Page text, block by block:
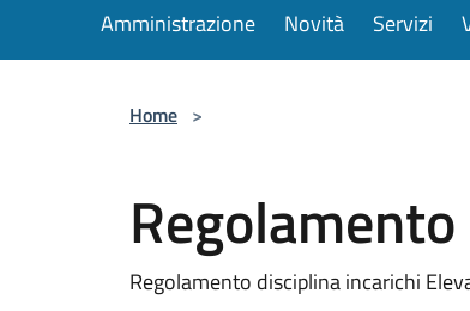
Amministrazione Novità Servizi
Home >
Regolamento disciplina incarichi